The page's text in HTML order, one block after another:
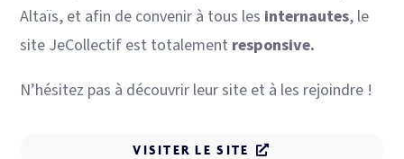
Altaïs, et afin de convenir à tous les internautes, le
site JeCollectif est totalement responsive.
N’hésitez pas à découvrir leur site et à les rejoindre !
VISITER LE SITE